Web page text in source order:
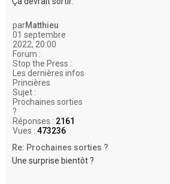
parMatthieu
01 septembre
2022, 20:00
Forum :
Stop the Press :
Les dernières infos
Princières
Sujet :
Prochaines sorties
?
Réponses : 2161
Vues : 473236
Re: Prochaines sorties ?
Une surprise bientôt ?